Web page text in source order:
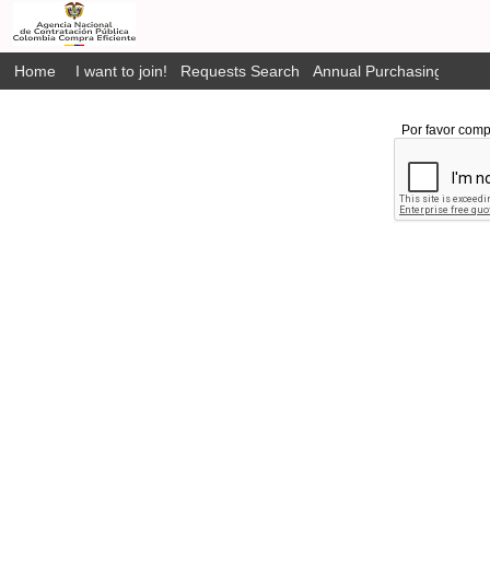
Home I want to join! Requests Search Annual Purchasing Plan
Por favor